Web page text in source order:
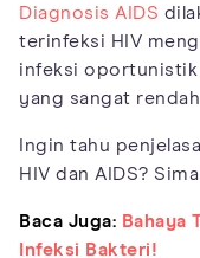
Diagnosis AIDS
terinfeksi HIV
infeksi oportunistik
yang sangat
Ingin tahu
HIV dan AIDS?
Baca Juga: Bahaya
Infeksi Bakteri!